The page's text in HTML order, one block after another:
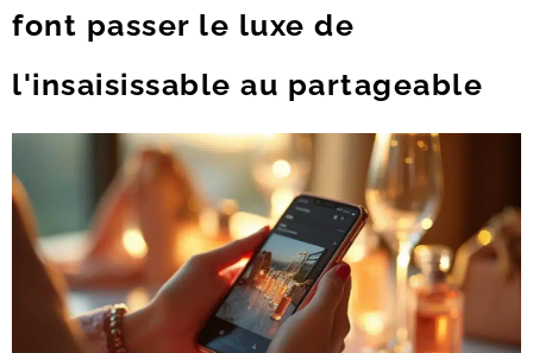
font passer le luxe de
l'insaisissable au partageable